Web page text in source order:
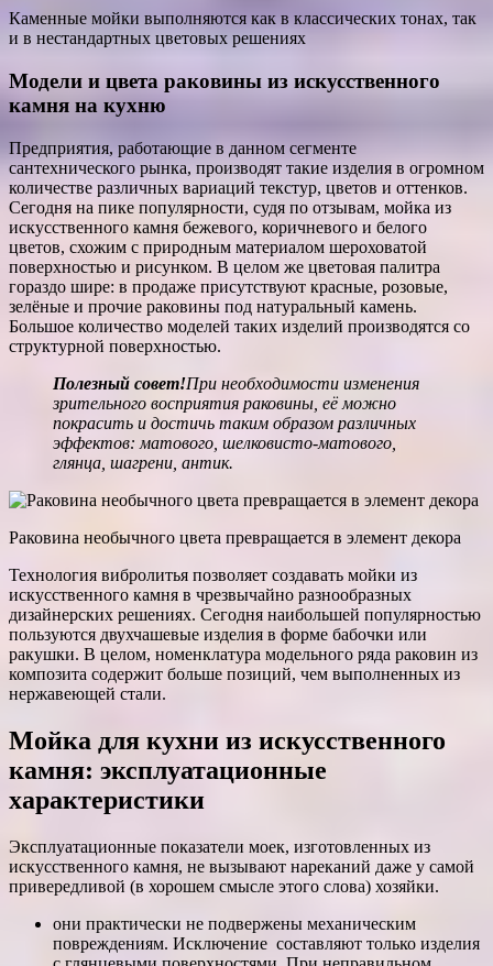
Каменные мойки выполняются как в классических тонах, так
и в нестандартных цветовых решениях
Модели и цвета раковины из искусственного
камня на кухню
Предприятия, работающие в данном сегменте
сантехнического рынка, производят такие изделия в огромном
количестве различных вариаций текстур, цветов и оттенков.
Сегодня на пике популярности, судя по отзывам, мойка из
искусственного камня бежевого, коричневого и белого
цветов, схожим с природным материалом шероховатой
поверхностью и рисунком. В целом же цветовая палитра
гораздо шире: в продаже присутствуют красные, розовые,
зелёные и прочие раковины под натуральный камень.
Большое количество моделей таких изделий производятся со
структурной поверхностью.
Полезный совет!При необходимости изменения
зрительного восприятия раковины, её можно
покрасить и достичь таким образом различных
эффектов: матового, шелковисто-матового,
глянца, шагрени, антик.
Раковина необычного цвета превращается в элемент декора
Технология вибролитья позволяет создавать мойки из
искусственного камня в чрезвычайно разнообразных
дизайнерских решениях. Сегодня наибольшей популярностью
пользуются двухчашевые изделия в форме бабочки или
ракушки. В целом, номенклатура модельного ряда раковин из
композита содержит больше позиций, чем выполненных из
нержавеющей стали.
Мойка для кухни из искусственного
камня: эксплуатационные
характеристики
Эксплуатационные показатели моек, изготовленных из
искусственного камня, не вызывают нареканий даже у самой
привередливой (в хорошем смысле этого слова) хозяйки.
они практически не подвержены механическим
повреждениям. Исключение составляют только изделия